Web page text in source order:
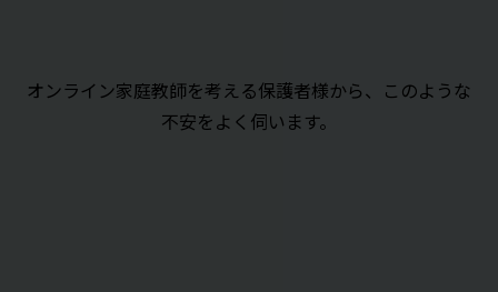
オンライン家庭教師を考える保護者様から、このような
不安をよく伺います。